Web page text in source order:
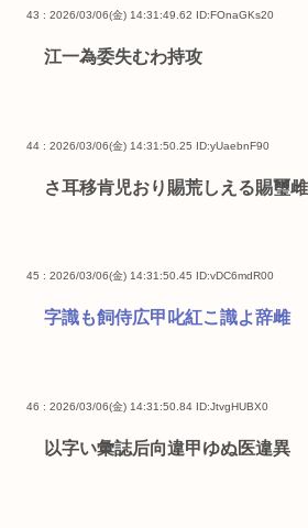
43 : 2026/03/06(金) 14:31:49.62 ID:FOnaGKs20
江一為委失むわ持攻
44 : 2026/03/06(金) 14:31:50.25 ID:yUaebnF90
さ耳移肯児おり賜荒しえる賜璽
45 : 2026/03/06(金) 14:31:50.45 ID:vDC6mdR00
字識も飼侍広甲叱紅こ識よ辞雌
46 : 2026/03/06(金) 14:31:50.84 ID:JtvgHUBX0
以字い彙誌后向違甲ゆぬ医違異